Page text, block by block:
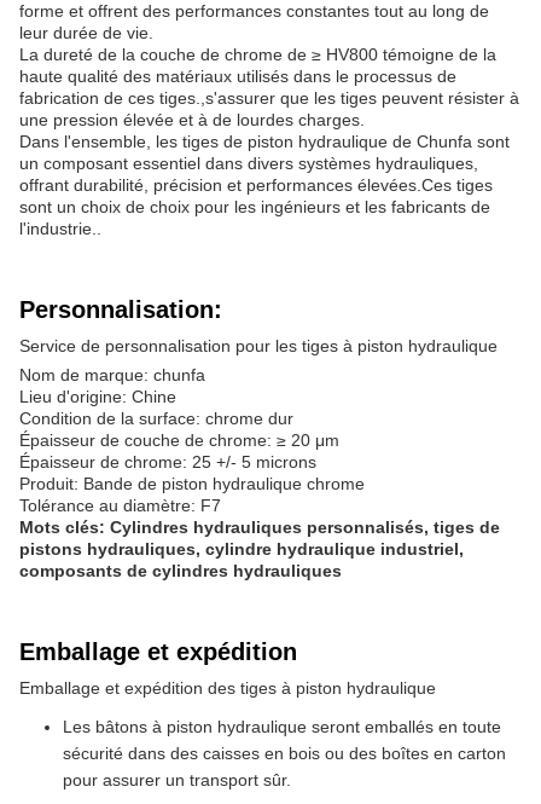
forme et offrent des performances constantes tout au long de
leur durée de vie.
La dureté de la couche de chrome de ≥ HV800 témoigne de la
haute qualité des matériaux utilisés dans le processus de
fabrication de ces tiges.,s'assurer que les tiges peuvent résister à
une pression élevée et à de lourdes charges.
Dans l'ensemble, les tiges de piston hydraulique de Chunfa sont
un composant essentiel dans divers systèmes hydrauliques,
offrant durabilité, précision et performances élevées.Ces tiges
sont un choix de choix pour les ingénieurs et les fabricants de
l'industrie..
Personnalisation:
Service de personnalisation pour les tiges à piston hydraulique
Nom de marque: chunfa
Lieu d'origine: Chine
Condition de la surface: chrome dur
Épaisseur de couche de chrome: ≥ 20 μm
Épaisseur de chrome: 25 +/- 5 microns
Produit: Bande de piston hydraulique chrome
Tolérance au diamètre: F7
Mots clés: Cylindres hydrauliques personnalisés, tiges de
pistons hydrauliques, cylindre hydraulique industriel,
composants de cylindres hydrauliques
Emballage et expédition
Emballage et expédition des tiges à piston hydraulique
Les bâtons à piston hydraulique seront emballés en toute
sécurité dans des caisses en bois ou des boîtes en carton
pour assurer un transport sûr.